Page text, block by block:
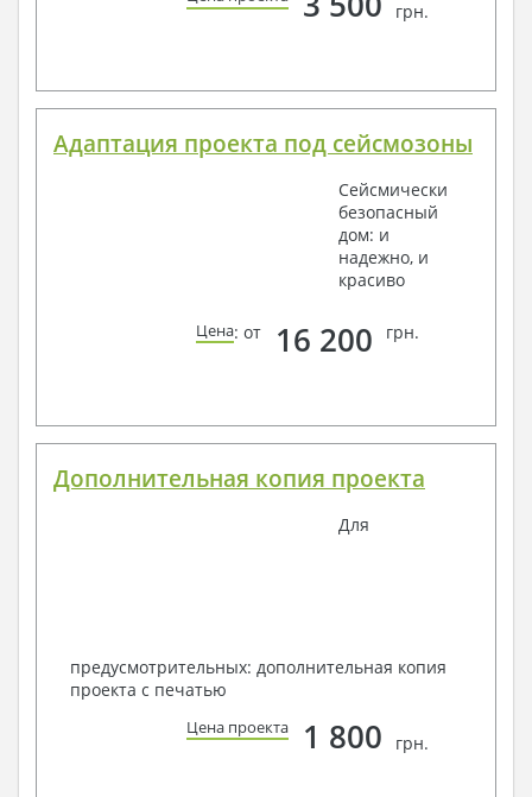
грн.
Адаптация проекта под сейсмозоны
Сейсмически
безопасный
дом: и
надежно, и
красиво
Цена: от 16 200 грн.
Дополнительная копия проекта
Для
предусмотрительных: дополнительная копия
проекта с печатью
Цена проекта 1 800 грн.